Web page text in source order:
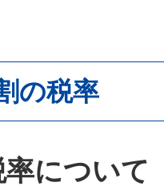
の税率
について